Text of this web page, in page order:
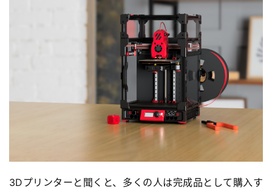
3Dプリンターと聞くと、多くの人は完成品として購入す